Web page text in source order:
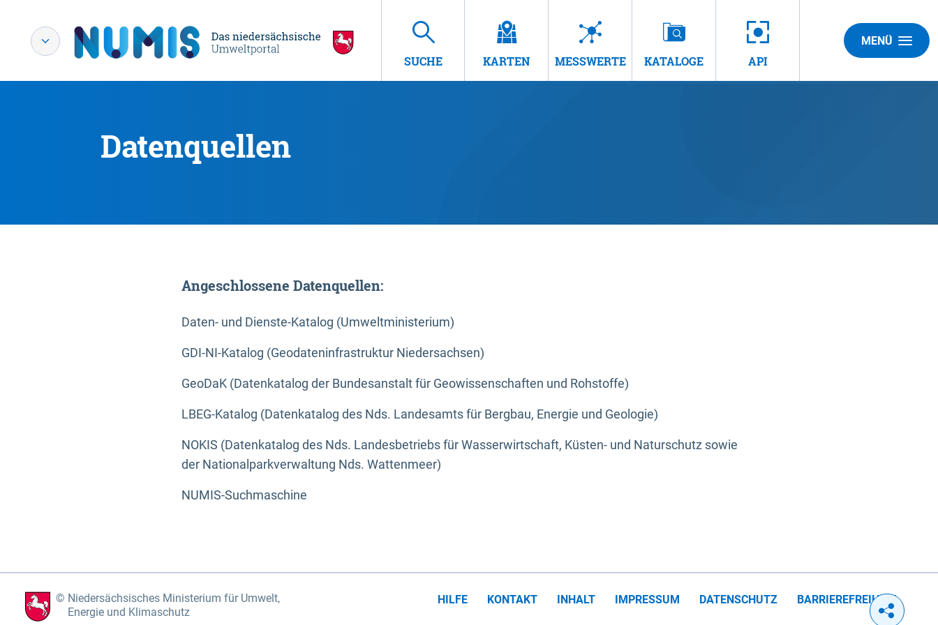
SUCHE KARTEN MESSWERTE KATALOGE API
MENÜ
Datenquellen
Angeschlossene Datenquellen:
Daten- und Dienste-Katalog (Umweltministerium)
GDI-NI-Katalog (Geodateninfrastruktur Niedersachsen)
GeoDaK (Datenkatalog der Bundesanstalt für Geowissenschaften und Rohstoffe)
LBEG-Katalog (Datenkatalog des Nds. Landesamts für Bergbau, Energie und Geologie)
NOKIS (Datenkatalog des Nds. Landesbetriebs für Wasserwirtschaft, Küsten- und Naturschutz sowie
der Nationalparkverwaltung Nds. Wattenmeer)
NUMIS-Suchmaschine
Niedersächsisches Ministerium für Umwelt,
Energie und Klimaschutz
HILFE KONTAKT INHALT IMPRESSUM DATENSCHUTZ BARRIEREFREIHEIT